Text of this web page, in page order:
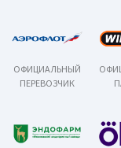
ОФИЦИАЛЬНЫЙ
ПЕРЕВОЗЧИК